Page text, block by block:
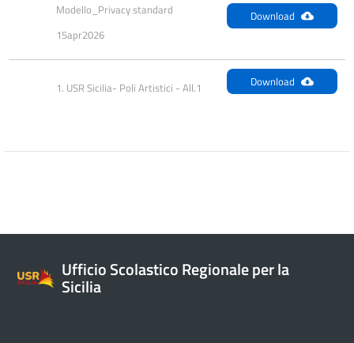
Modello_Privacy standard
15apr2026
Download
1. USR Sicilia- Poli Artistici - All.1 Download
Ufficio Scolastico Regionale per la
Sicilia